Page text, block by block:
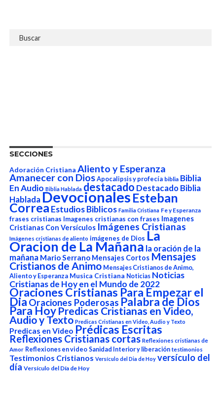
SECCIONES
Adoración Cristiana Aliento y Esperanza
Amanecer con Dios Apocalipsis y profecía biblia Biblia
En Audio Biblia Hablada destacado Destacado Biblia
HabladaDevocionalesEsteban
Correa Estudios Biblicos Familia Cristiana Fe y Esperanza
frases cristianas Imagenes cristianas con frases Imagenes
Cristianas Con Versículos Imágenes Cristianas
Imágenes cristianas de aliento imágenes de Dios La
Oracion de La Mañana la oración de la
mañana Mario Serrano Mensajes Cortos Mensajes
Cristianos de Animo Mensajes Cristianos de Animo,
Aliento y Esperanza Musica Cristiana Noticias Noticias
Cristianas de Hoy en el Mundo de 2022
Oraciones Cristianas Para Empezar el
Dia Oraciones Poderosas Palabra de Dios
Para Hoy Predicas Cristianas en Video,
Audio y Texto Predicas Cristianas en Video, Audio y Texto
Predicas en Video Prédicas Escritas
Reflexiones Cristianas cortas Reflexiones cristianas de
Amor Reflexiones en video Sanidad Interior y liberación testimonios
Testimonios Cristianos Versículo del Dia de Hoy versículo del
día Versículo del Día de Hoy